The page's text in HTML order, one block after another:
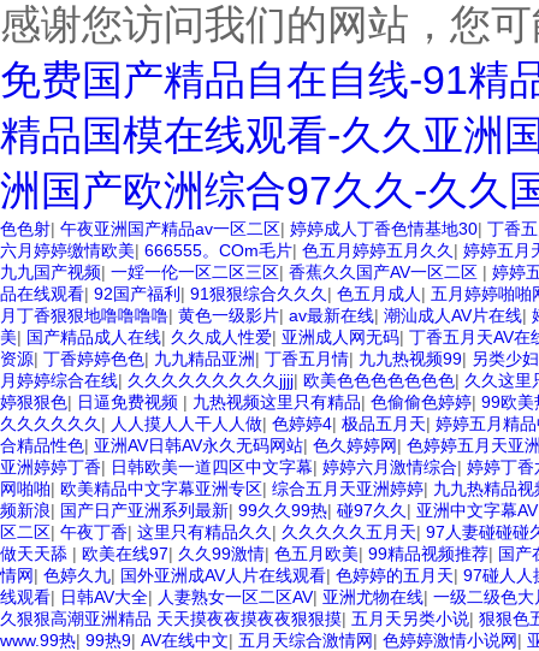
感谢您访问我们的网站，您
免费国产精品自在自线-91精
精品国模在线观看-久久亚洲
洲国产欧洲综合97久久-久久
色色射| 午夜亚洲国产精品av一区二区| 婷婷成人丁香色情基地30| 丁香
六月婷婷缴情欧美| 666555。COm毛片| 色五月婷婷五月久久 | 婷婷五月
九九国产视频| 一婬一伦一区二区三区| 香蕉久久国产AV一区二区 | 婷婷
品在线观看| 92国产福利 | 91狠狠综合久久久 | 色五月成人 | 五月婷婷啪啪
月丁香狠狠地噜噜噜噜| 黄色一级影片| av最新在线| 潮汕成人AV片在线|
美| 国产精品成人在线| 久久成人性爱| 亚洲成人网无码| 丁香五月天AV在
资源| 丁香婷婷色色| 九九精品亚洲| 丁香五月情| 九九热视频99| 另类少
月婷婷综合在线| 久久久久久久久久久jjjj| 欧美色色色色色色色| 久久这里
婷狠狠色| 日逼免费视频 | 九热视频这里只有精品| 色偷偷色婷婷| 99欧美
久久久久久久 | 人人摸人人干人人做| 色婷婷4| 极品五月天| 婷婷五月精
合精品性色| 亚洲AV日韩AV永久无码网站| 色久婷婷网| 色婷婷五月天亚
亚洲婷婷丁香| 日韩欧美一道四区中文字幕| 婷婷六月激情综合| 婷婷丁香
网啪啪| 欧美精品中文字幕亚洲专区| 综合五月天亚洲婷婷| 九九热精品视
频新浪| 国产日产亚洲系列最新| 99久久99热| 碰97久久 | 亚洲中文字幕AV
区二区| 午夜丁香| 这里只有精品久久 | 久久久久久五月天| 97人妻碰碰碰
做天天舔 | 欧美在线97| 久久99激情| 色五月欧美| 99精品视频推荐| 国产
情网| 色婷久九| 国外亚洲成AV人片在线观看| 色婷婷的五月天| 97碰人人
线观看| 日韩AV大全| 人妻熟女一区二区AV| 亚洲尤物在线| 一级二级色大
久狠狠高潮亚洲精品 天天摸夜夜摸夜夜狠狠摸| 五月天另类小说| 狠狠色
www.99热| 99热9| AV在线中文| 五月天综合激情网| 色婷婷激情小说网|